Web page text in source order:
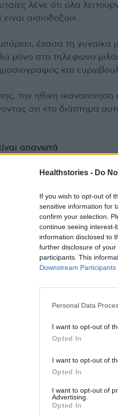
Healthstories - Do
If you wish to opt-out of
sensitive information for
confirm your selection.
continue seeing
information disclosed to
further disclosure of your
participants. This
Downstream Participants
Personal Data
I want to opt-out of
Opted In
I want to opt-out of
Opted In
I want to opt-out of
Advertising.
Opted In
λένε ότι όλα
είναι αισιόδοξοι».
έχασα τη γυναίκα
μόνο στο τηλέφωνο
και
την ηθική ικανοποίηση
ότι «το διάστημα
απανωτά
απανωτά και το σπίτι
τον άνθρωπο σου που
σακχάρου στο αίμα
«κόφτης» στη
για αύξηση